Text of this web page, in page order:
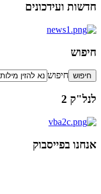
חדשות ועידכונים
חיפוש
חיפוש
לנל"ק 2
אנחנו בפייסבוק